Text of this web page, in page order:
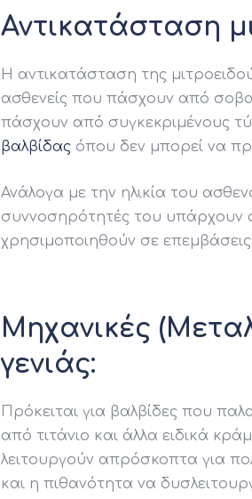
Αντικατάσταση
Η αντικατάσταση της
ασθενείς που πάσχουν από
πάσχουν από συγκεκριμένους
βαλβίδας όπου δεν μπορεί να
Ανάλογα με την ηλικία του
συννοσηρότητές του υπάρχουν
χρησιμοποιηθούν σε
Μηχανικές
γενιάς:
Πρόκειται για βαλβίδες που
από τιτάνιο και άλλα ειδικά
λειτουργούν απρόσκοπτα για
και η πιθανότητα να